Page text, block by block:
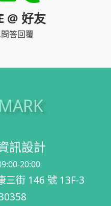
@ 好友
答回覆
訊設計
20:00
三街 146 號 13F-3